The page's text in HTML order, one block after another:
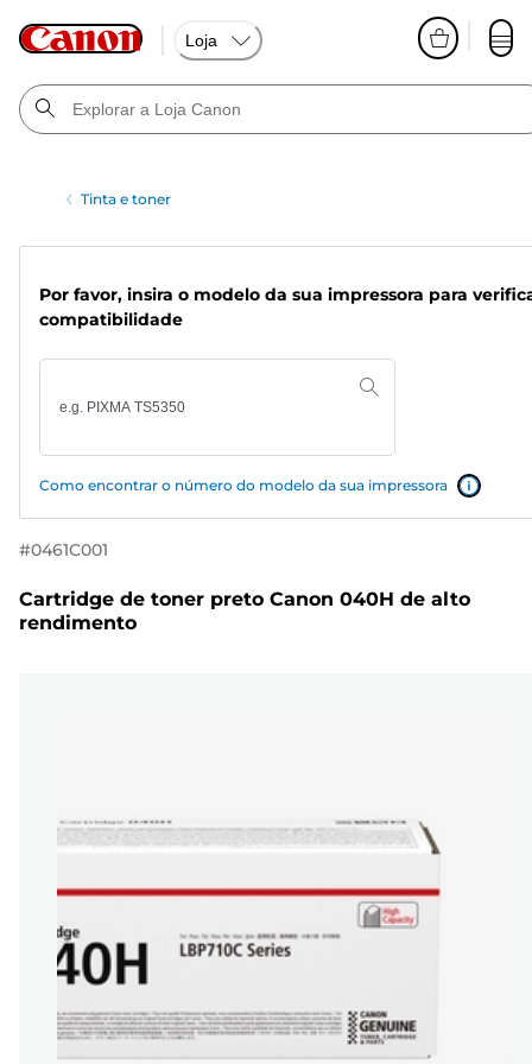
Loja
Tinta e toner
Por favor, insira o modelo da sua impressora para
compatibilidade
Como encontrar o número do modelo da sua impressora
#0461C001
Cartridge de toner preto Canon 040H de alto
rendimento